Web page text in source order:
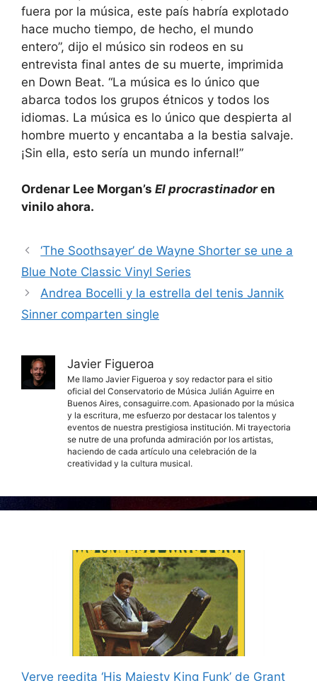
fuera por la música, este país habría explotado
hace mucho tiempo, de hecho, el mundo
entero”, dijo el músico sin rodeos en su
entrevista final antes de su muerte, imprimida
en Down Beat. “La música es lo único que
abarca todos los grupos étnicos y todos los
idiomas. La música es lo único que despierta al
hombre muerto y encantaba a la bestia salvaje.
¡Sin ella, esto sería un mundo infernal!”
Ordenar Lee Morgan’s El procrastinadoren
vinilo ahora.
‘The Soothsayer’ de Wayne Shorter se une a
Blue Note Classic Vinyl Series
Andrea Bocelli y la estrella del tenis Jannik
Sinner comparten single
Javier Figueroa
Me llamo Javier Figueroa y soy redactor para el sitio
oficial del Conservatorio de Música Julián Aguirre en
Buenos Aires, consaguirre.com. Apasionado por la música
y la escritura, me esfuerzo por destacar los talentos y
eventos de nuestra prestigiosa institución. Mi trayectoria
se nutre de una profunda admiración por los artistas,
haciendo de cada artículo una celebración de la
creatividad y la cultura musical.
Verve reedita ‘His Majesty King Funk’ de Grant